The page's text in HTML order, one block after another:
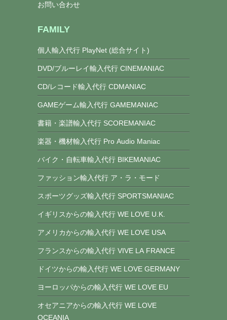
お問い合わせ
FAMILY
個人輸入代行 PlayNet (総合サイト)
DVD/ブルーレイ輸入代行 CINEMANIAC
CD/レコード輸入代行 CDMANIAC
GAMEゲーム輸入代行 GAMEMANIAC
書籍・楽譜輸入代行 SCOREMANIAC
楽器・機材輸入代行 Pro Audio Maniac
バイク・自転車輸入代行 BIKEMANIAC
ファッション輸入代行 ア・ラ・モード
スポーツグッズ輸入代行 SPORTSMANIAC
イギリスからの輸入代行 WE LOVE U.K.
アメリカからの輸入代行 WE LOVE USA
フランスからの輸入代行 VIVE LA FRANCE
ドイツからの輸入代行 WE LOVE GERMANY
ヨーロッパからの輸入代行 WE LOVE EU
オセアニアからの輸入代行 WE LOVE
OCEANIA